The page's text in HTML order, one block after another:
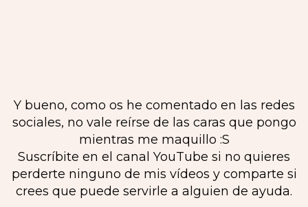
Y bueno, como os he comentado en las redes
sociales, no vale reírse de las caras que pongo
mientras me maquillo :S
Suscríbite en el canal YouTube si no quieres
perderte ninguno de mis vídeos y comparte si
crees que puede servirle a alguien de ayuda.